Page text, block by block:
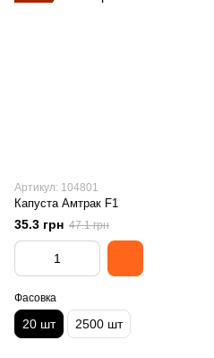
Артикул: 104801
Капуста Амтрак F1
35.3 грн 47.1 грн
Фасовка
20 шт 2500 шт